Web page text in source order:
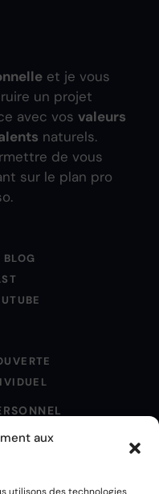
aux
et je vous
un projet
avec vos valeurs
naturels.
de vous
sur le plan pro